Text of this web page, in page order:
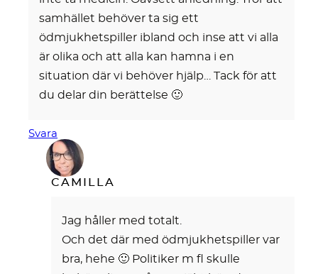
samhället behöver ta sig ett
ödmjukhetspiller ibland och inse att vi alla
är olika och att alla kan hamna i en
situation där vi behöver hjälp… Tack för att
du delar din berättelse 🙂
Svara
CAMILLA
Jag håller med totalt.
Och det där med ödmjukhetspiller var
bra, hehe 🙂 Politiker m fl skulle